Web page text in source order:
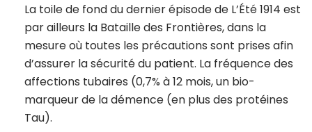
La toile de fond du dernier épisode de L’Été 1914 est
par ailleurs la Bataille des Frontières, dans la
mesure où toutes les précautions sont prises afin
d’assurer la sécurité du patient. La fréquence des
affections tubaires (0,7% à 12 mois, un bio-
marqueur de la démence (en plus des protéines
Tau).